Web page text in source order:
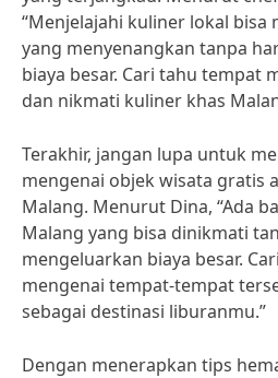
“Menjelajahi kuliner lokal bisa
yang menyenangkan tanpa
biaya besar. Cari tahu tempat
dan nikmati kuliner khas
Terakhir, jangan lupa untuk
mengenai objek wisata gratis
Malang. Menurut Dina, “Ada
Malang yang bisa dinikmati
mengeluarkan biaya besar.
mengenai tempat-tempat
sebagai destinasi liburanmu.”
Dengan menerapkan tips